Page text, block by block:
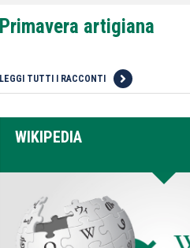
Primavera artigiana
LEGGI TUTTI I RACCONTI
WIKIPEDIA